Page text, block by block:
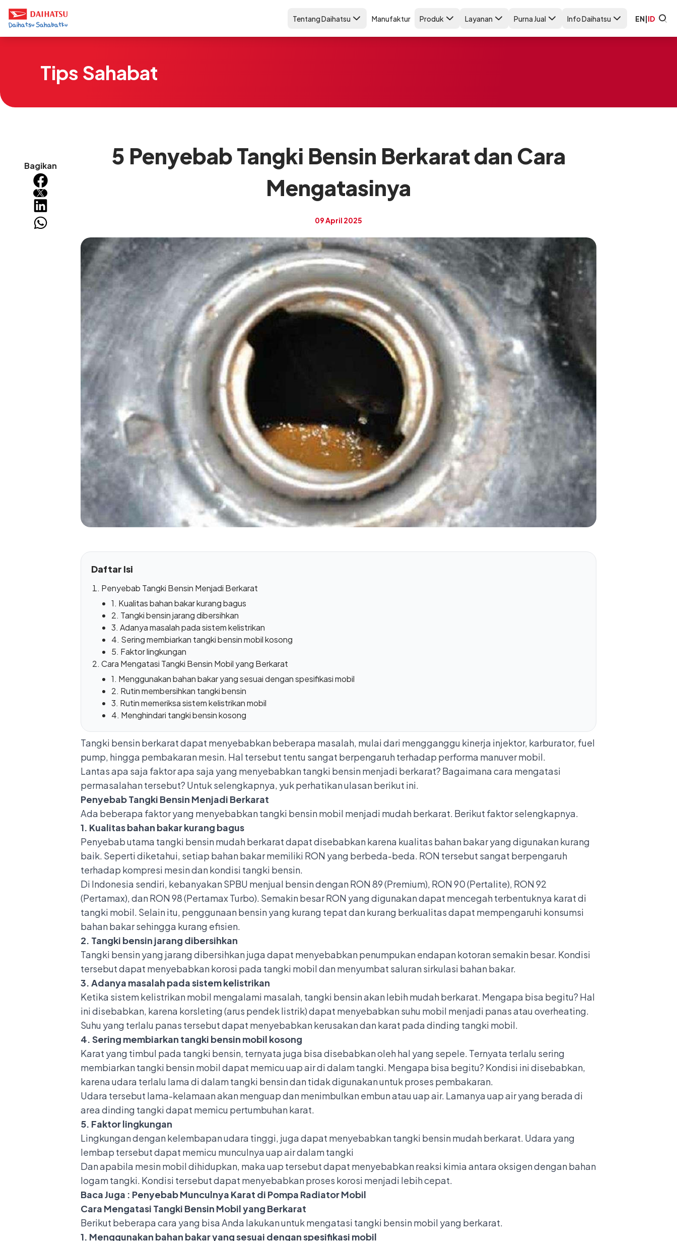
Tentang Daihatsu Manufaktur Produk Layanan Purna Jual Info Daihatsu EN|ID
Tips Sahabat
Bagikan
5 Penyebab Tangki Bensin Berkarat dan Cara
Mengatasinya
09 April 2025
Daftar Isi
Penyebab Tangki Bensin Menjadi Berkarat
1. Kualitas bahan bakar kurang bagus
2. Tangki bensin jarang dibersihkan
3. Adanya masalah pada sistem kelistrikan
4. Sering membiarkan tangki bensin mobil kosong
5. Faktor lingkungan
Cara Mengatasi Tangki Bensin Mobil yang Berkarat
1. Menggunakan bahan bakar yang sesuai dengan spesifikasi mobil
2. Rutin membersihkan tangki bensin
3. Rutin memeriksa sistem kelistrikan mobil
4. Menghindari tangki bensin kosong
Tangki bensin berkarat dapat menyebabkan beberapa masalah, mulai dari mengganggu kinerja injektor, karburator, fuel
pump, hingga pembakaran mesin. Hal tersebut tentu sangat berpengaruh terhadap performa manuver mobil.
Lantas apa saja faktor apa saja yang menyebabkan tangki bensin menjadi berkarat? Bagaimana cara mengatasi
permasalahan tersebut? Untuk selengkapnya, yuk perhatikan ulasan berikut ini.
Penyebab Tangki Bensin Menjadi Berkarat
Ada beberapa faktor yang menyebabkan tangki bensin mobil menjadi mudah berkarat. Berikut faktor selengkapnya.
1. Kualitas bahan bakar kurang bagus
Penyebab utama tangki bensin mudah berkarat dapat disebabkan karena kualitas bahan bakar yang digunakan kurang
baik. Seperti diketahui, setiap bahan bakar memiliki RON yang berbeda-beda. RON tersebut sangat berpengaruh
terhadap kompresi mesin dan kondisi tangki bensin.
Di Indonesia sendiri, kebanyakan SPBU menjual bensin dengan RON 89 (Premium), RON 90 (Pertalite), RON 92
(Pertamax), dan RON 98 (Pertamax Turbo). Semakin besar RON yang digunakan dapat mencegah terbentuknya karat di
tangki mobil. Selain itu, penggunaan bensin yang kurang tepat dan kurang berkualitas dapat mempengaruhi konsumsi
bahan bakar sehingga kurang efisien.
2. Tangki bensin jarang dibersihkan
Tangki bensin yang jarang dibersihkan juga dapat menyebabkan penumpukan endapan kotoran semakin besar. Kondisi
tersebut dapat menyebabkan korosi pada tangki mobil dan menyumbat saluran sirkulasi bahan bakar.
3. Adanya masalah pada sistem kelistrikan
Ketika sistem kelistrikan mobil mengalami masalah, tangki bensin akan lebih mudah berkarat. Mengapa bisa begitu? Hal
ini disebabkan, karena korsleting (arus pendek listrik) dapat menyebabkansuhu mobil menjadi panas atau overheating.
Suhu yang terlalu panas tersebut dapat menyebabkan kerusakan dan karat pada dinding tangki mobil.
4. Sering membiarkan tangki bensin mobil kosong
Karat yang timbul pada tangki bensin, ternyata juga bisa disebabkan oleh hal yang sepele. Ternyata terlalu sering
membiarkan tangki bensin mobil dapat memicu uap air di dalam tangki. Mengapa bisa begitu? Kondisi ini disebabkan,
karena udara terlalu lama di dalam tangki bensin dan tidak digunakan untuk proses pembakaran.
Udara tersebut lama-kelamaan akan menguap dan menimbulkan embun atau uap air. Lamanya uap air yang berada di
area dinding tangki dapat memicu pertumbuhan karat.
5. Faktor lingkungan
Lingkungan dengan kelembapan udara tinggi, juga dapat menyebabkan tangki bensin mudah berkarat. Udara yang
lembap tersebut dapat memicu munculnya uap air dalam tangki
Dan apabila mesin mobil dihidupkan, maka uap tersebut dapat menyebabkan reaksi kimia antara oksigen dengan bahan
logam tangki. Kondisi tersebut dapat menyebabkan proses korosi menjadi lebih cepat.
Baca Juga : Penyebab Munculnya Karat di Pompa Radiator Mobil
Cara Mengatasi Tangki Bensin Mobil yang Berkarat
Berikut beberapa cara yang bisa Anda lakukan untuk mengatasi tangki bensin mobil yang berkarat.
1. Menggunakan bahan bakar yang sesuai dengan spesifikasi mobil